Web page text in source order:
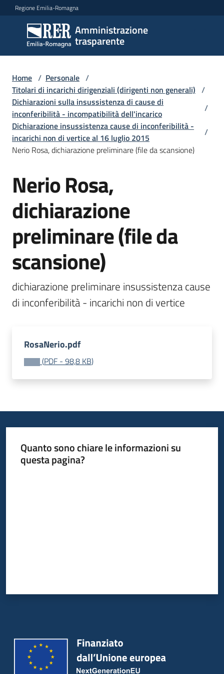
Vai al contenuto
Vai alla navigazione
Vai al footer
Regione Emilia-Romagna
Amministrazione
trasparente
Amministrazione
trasparente
Sottosezioni
Accesso
Home / Personale /
Titolari di incarichi dirigenziali (dirigenti non generali) /
Dichiarazioni sulla insussistenza di cause di
inconferibilità - incompatibilità dell'incarico
/
Dichiarazione insussistenza cause di inconferibilità -
incarichi non di vertice al 16 luglio 2015
/
Nerio Rosa, dichiarazione preliminare (file da scansione)
Nerio Rosa,
dichiarazione
preliminare (file da
scansione)
dichiarazione preliminare insussistenza cause
di inconferibilità - incarichi non di vertice
RosaNerio.pdf
(PDF - 98,8 KB)
Quanto sono chiare le informazioni su
questa pagina?